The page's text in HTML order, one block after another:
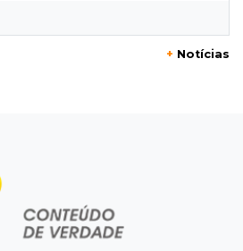
com 909 novas
parado, perde
Jardim Antártica
+ Notícias